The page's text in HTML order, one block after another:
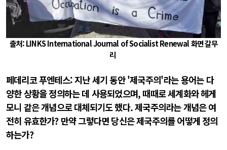
출처: LINKS International Journal of Socialist Renewal 화면 갈무
리
페데리코 푸엔테스: 지난 세기 동안 '제국주의'라는 용어는 다
양한 상황을 정의하는 데 사용되었으며, 때때로 세계화와 헤게
모니 같은 개념으로 대체되기도 했다. 제국주의라는 개념은 여
전히 유효한가? 만약 그렇다면 당신은 제국주의를 어떻게 정의
하는가?